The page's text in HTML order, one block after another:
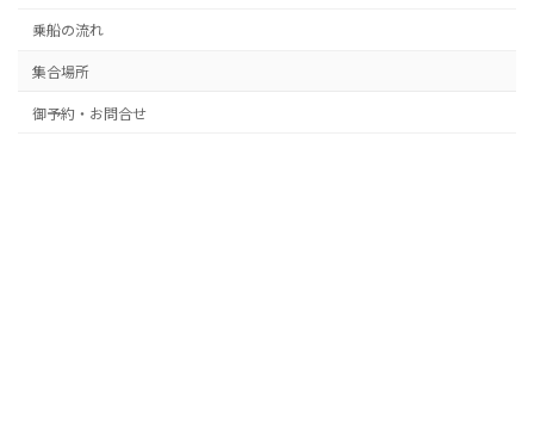
乗船の流れ
集合場所
御予約・お問合せ